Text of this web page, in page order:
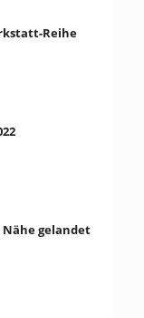
Reihe
gelandet